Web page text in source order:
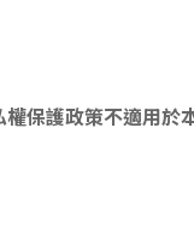
保護政策不適用於